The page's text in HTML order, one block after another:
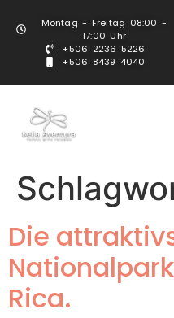
Montag - Freitag 08:00 -
17:00 Uhr
+506 2236 5226
+506 8439 4040
Die
Rica.